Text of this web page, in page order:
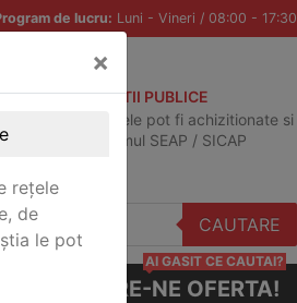
de lucru: Luni - Vineri / 08:00 - 17:30
ACHIZITII PUBLICE
Produsele pot fi achizitionate si
in sistemul SEAP / SICAP
CAUTARE
CERE-NE OFERTA!
AI GASIT CE CAUTAI?
×
rețele
de
le pot